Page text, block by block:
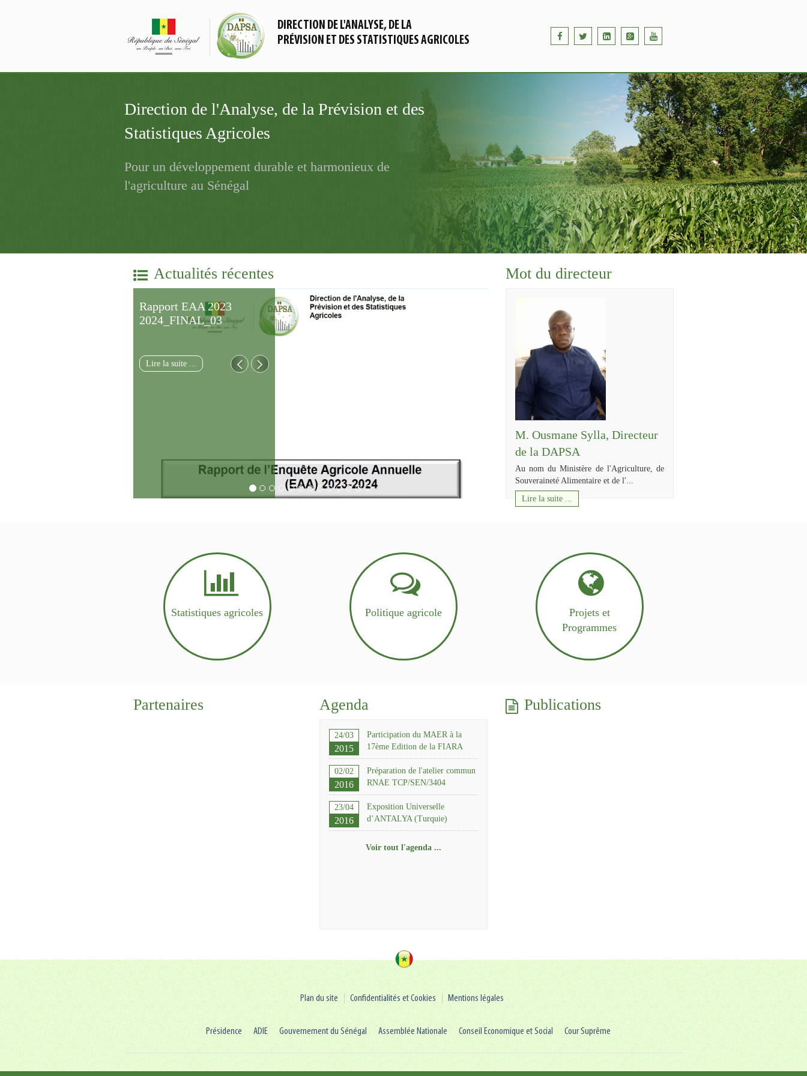
DIRECTION DE L'ANALYSE, DE LA
PRÉVISION ET DES STATISTIQUES AGRICOLES
Direction de l'Analyse, de la Prévision et des
Statistiques Agricoles
Pour un développement durable et harmonieux de
l'agriculture au Sénégal
Actualités récentes
Rapport EAA 2023
2024_FINAL_03
Lire la suite ...
Mot du directeur
M. Ousmane Sylla, Directeur
de la DAPSA
Au nom du Ministère de l'Agriculture, de
Souveraineté Alimentaire et de l'...
Lire la suite ...
Statistiques agricoles Politique agricole
Projets et
Programmes
Partenaires Agenda
Participation du MAER à la
17ème Edition de la FIARA
24/03
2015
Préparation de l'atelier commun
RNAE TCP/SEN/3404
02/02
2016
Exposition Universelle
d’ANTALYA (Turquie)
23/04
2016
Voir tout l'agenda ...
Publications
Plan du site Confidentialités et Cookies Mentions légales
Présidence ADIE Gouvernement du Sénégal Assemblée Nationale Conseil Economique et Social Cour Suprême